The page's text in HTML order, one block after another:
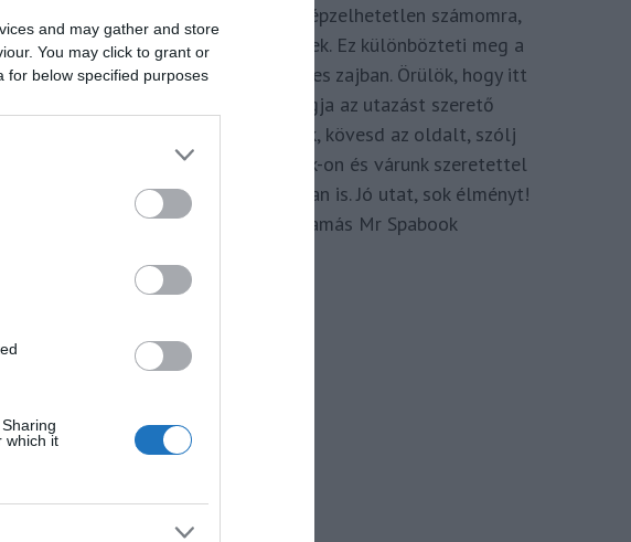
and may gather and store
You may click to grant or
for below specified purposes
which it
hogy a
adom hozzá. Elképzelhetetlen számomra,
hogy ne így tegyek. Ez különbözteti meg a
Spabook-ot a netes zajban. Örülök, hogy itt
vagy, légy tagja az utazást szerető
Közösségünknek, kövesd az oldalt, szólj
hozzá a Facebook-on és várunk szeretettel
zárt csoportunkban is. Jó utat, sok élményt!
Kassay Tamás Mr Spabook